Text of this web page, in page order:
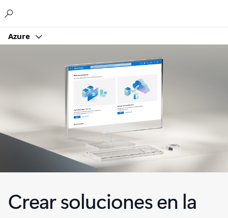
Azure
Crear soluciones en la